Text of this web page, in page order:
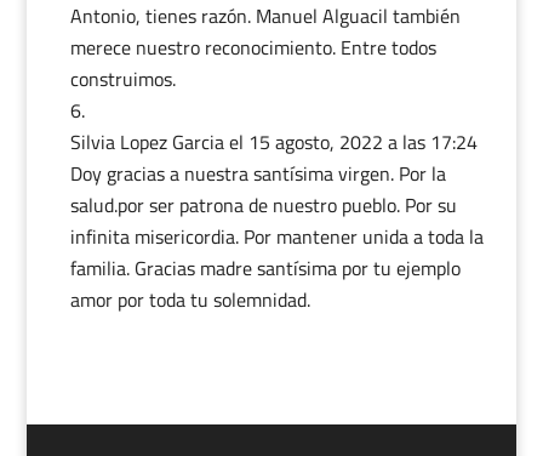
Antonio, tienes razón. Manuel Alguacil también
merece nuestro reconocimiento. Entre todos
construimos.
Silvia Lopez Garciael 15 agosto, 2022 a las 17:24
Doy gracias a nuestra santísima virgen. Por la
salud.por ser patrona de nuestro pueblo. Por su
infinita misericordia. Por mantener unida a toda la
familia. Gracias madre santísima por tu ejemplo
amor por toda tu solemnidad.